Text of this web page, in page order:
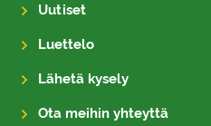
Uutiset
Luettelo
Lähetä kysely
Ota meihin yhteyttä